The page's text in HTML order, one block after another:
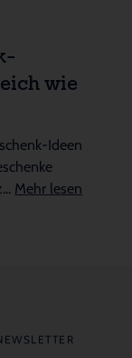
wie
Ideen
Mehr lesen